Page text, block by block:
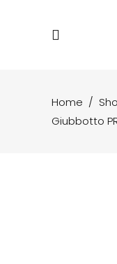
Home /
Giubbotto